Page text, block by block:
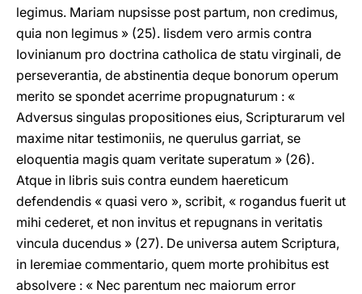
legimus. Mariam nupsisse post partum, non credimus,
quia non legimus » (25). Iisdem vero armis contra
Iovinianum pro doctrina catholica de statu virginali, de
perseverantia, de abstinentia deque bonorum operum
merito se spondet acerrime propugnaturum : «
Adversus singulas propositiones eius, Scripturarum vel
maxime nitar testimoniis, ne querulus garriat, se
eloquentia magis quam veritate superatum » (26).
Atque in libris suis contra eundem haereticum
defendendis « quasi vero », scribit, « rogandus fuerit ut
mihi cederet, et non invitus et repugnans in veritatis
vincula ducendus » (27). De universa autem Scriptura,
in Ieremiae commentario, quem morte prohibitus est
absolvere : « Nec parentum nec maiorum error